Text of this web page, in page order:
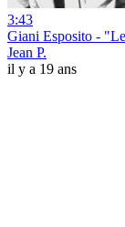
3:43
Giani Esposito -
Jean P.
il y a 19 ans